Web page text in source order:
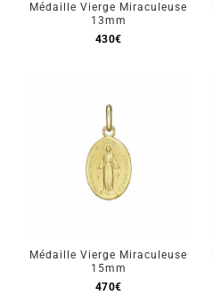
Médaille Vierge Miraculeuse
13mm
430€
Médaille Vierge Miraculeuse
15mm
470€